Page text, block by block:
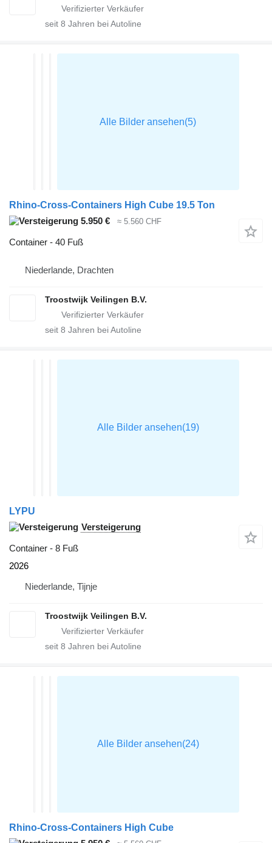
seit 8 Jahren bei Autoline
Rhino-Cross-Containers High Cube 19.5 Ton
5.950 €
≈ 5.560 CHF
Container - 40 Fuß
Niederlande, Drachten
Troostwijk Veilingen B.V.
seit 8 Jahren bei Autoline
LYPU
Versteigerung
Container - 8 Fuß
2026
Niederlande, Tijnje
Troostwijk Veilingen B.V.
seit 8 Jahren bei Autoline
Rhino-Cross-Containers High Cube